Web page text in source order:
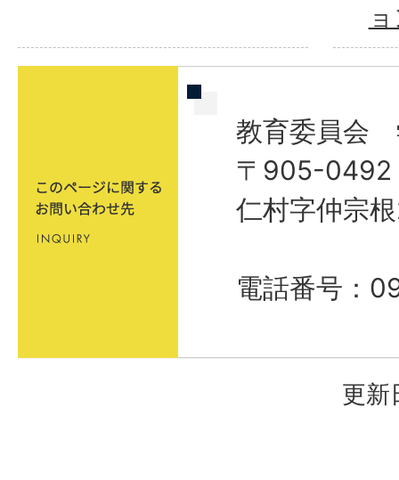
教育委員会
〒905-0492
仁村字仲宗
電話番号
更新